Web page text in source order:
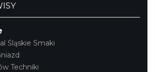
Śląskie Smaki
Techniki